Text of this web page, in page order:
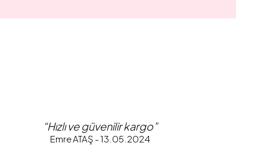
“Hızlı ve güvenilir kargo”
Emre ATAŞ - 13.05.2024